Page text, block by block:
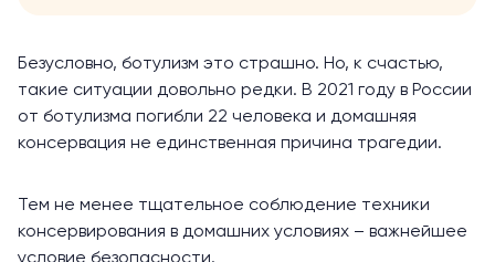
Безусловно, ботулизм это страшно. Но, к счастью,
такие ситуации довольно редки. В 2021 году в России
от ботулизма погибли 22 человека и домашняя
консервация не единственная причина трагедии.
Тем не менее тщательное соблюдение техники
консервирования в домашних условиях – важнейшее
условие безопасности.